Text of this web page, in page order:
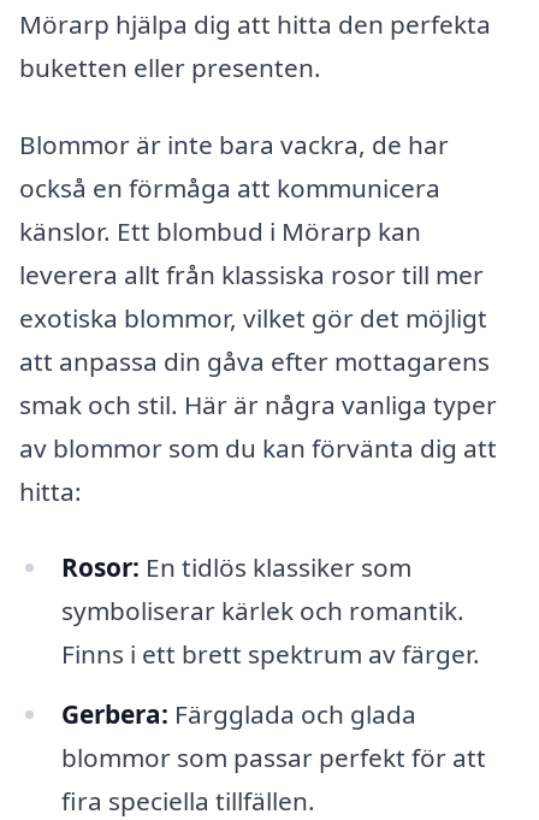
Mörarp hjälpa dig att hitta den perfekta
buketten eller presenten.
Blommor är inte bara vackra, de har
också en förmåga att kommunicera
känslor. Ett blombud i Mörarp kan
leverera allt från klassiska rosor till mer
exotiska blommor, vilket gör det möjligt
att anpassa din gåva efter mottagarens
smak och stil. Här är några vanliga typer
av blommor som du kan förvänta dig att
hitta:
Rosor: En tidlös klassiker som
symboliserar kärlek och romantik.
Finns i ett brett spektrum av färger.
Gerbera: Färgglada och glada
blommor som passar perfekt för att
fira speciella tillfällen.